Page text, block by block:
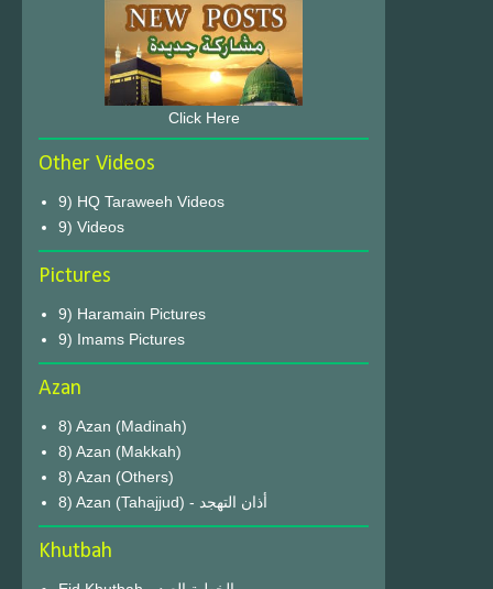
Click Here
Other Videos
9) HQ Taraweeh Videos
9) Videos
Pictures
9) Haramain Pictures
9) Imams Pictures
Azan
8) Azan (Madinah)
8) Azan (Makkah)
8) Azan (Others)
8) Azan (Tahajjud) - أذان التهجد
Khutbah